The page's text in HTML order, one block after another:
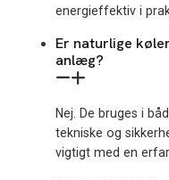
energieffektiv i
Er naturlige
anlæg?
Nej. De bruges i
tekniske og
vigtigt med en